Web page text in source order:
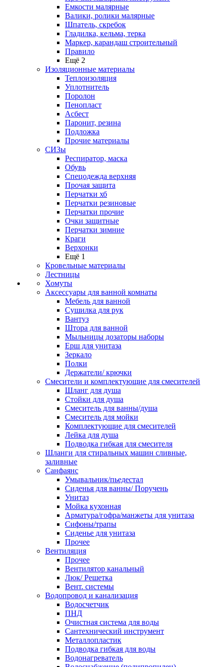
Емкости малярные
Валики, ролики малярные
Шпатель, скребок
Гладилка, кельма, терка
Маркер, карандаш строительный
Правило
Ещё 2
Изоляционные материалы
Теплоизоляция
Уплотнитель
Поролон
Пенопласт
Асбест
Паронит, резина
Подложка
Прочие материалы
СИЗы
Респиратор, маска
Обувь
Спецодежда верхняя
Прочая защита
Перчатки хб
Перчатки резиновые
Перчатки прочие
Очки защитные
Перчатки зимние
Краги
Верхонки
Ещё 1
Кровельные материалы
Лестницы
Хомуты
Аксессуары для ванной комнаты
Мебель для ванной
Сушилка для рук
Вантуз
Штора для ванной
Мыльницы дозаторы наборы
Ерш для унитаза
Зеркало
Полки
Держатели/ крючки
Смесители и комплектующие для смесителей
Шланг для душа
Стойки для душа
Смеситель для ванны/душа
Смеситель для мойки
Комплектующие для смесителей
Лейка для душа
Подводка гибкая для смесителя
Шланги для стиральных машин сливные,
заливные
Санфаянс
Умывальник/пьедестал
Сиденья для ванны/ Поручень
Унитаз
Мойка кухонная
Арматура/гофра/манжеты для унитаза
Сифоны/трапы
Сиденье для унитаза
Прочее
Вентиляция
Прочее
Вентилятор канальный
Люк/ Решетка
Вент. системы
Водопровод и канализация
Водосчетчик
ПНД
Очистная система для воды
Сантехнический инструмент
Металлопластик
Подводка гибкая для воды
Водонагреватель